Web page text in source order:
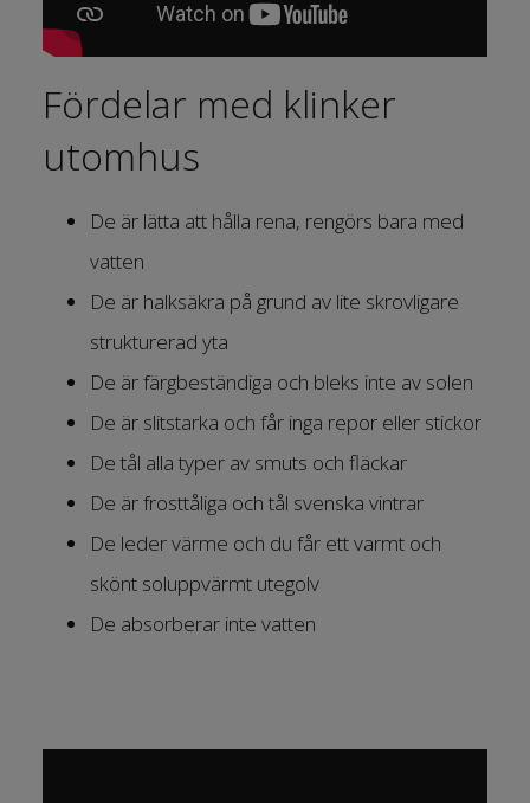
Fördelar med klinker
utomhus
De är lätta att hålla rena, rengörs bara med
vatten
De är halksäkra på grund av lite skrovligare
strukturerad yta
De är färgbeständiga och bleks inte av solen
De är slitstarka och får inga repor eller stickor
De tål alla typer av smuts och fläckar
De är frosttåliga och tål svenska vintrar
De leder värme och du får ett varmt och
skönt soluppvärmt utegolv
De absorberar inte vatten